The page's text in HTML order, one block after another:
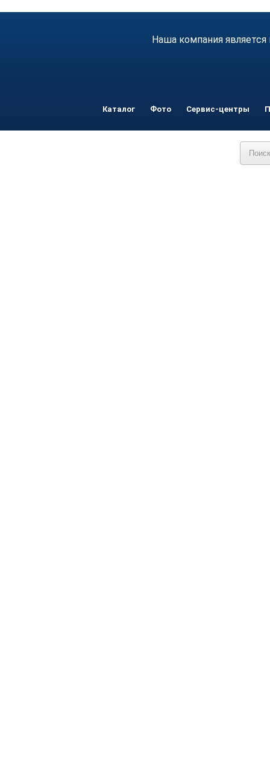
Наша компания
Каталог Фото Сервис-центры